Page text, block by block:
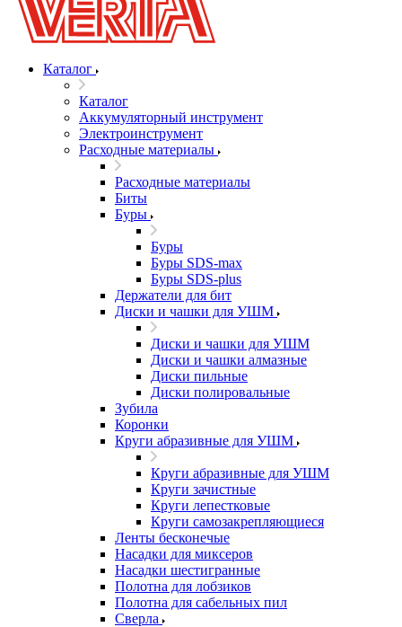
Каталог
Каталог
Аккумуляторный инструмент
Электроинструмент
Расходные материалы
Расходные материалы
Биты
Буры
Буры
Буры SDS-max
Буры SDS-plus
Держатели для бит
Диски и чашки для УШМ
Диски и чашки для УШМ
Диски и чашки алмазные
Диски пильные
Диски полировальные
Зубила
Коронки
Круги абразивные для УШМ
Круги абразивные для УШМ
Круги зачистные
Круги лепестковые
Круги самозакрепляющиеся
Ленты бесконечые
Насадки для миксеров
Насадки шестигранные
Полотна для лобзиков
Полотна для сабельных пил
Сверла